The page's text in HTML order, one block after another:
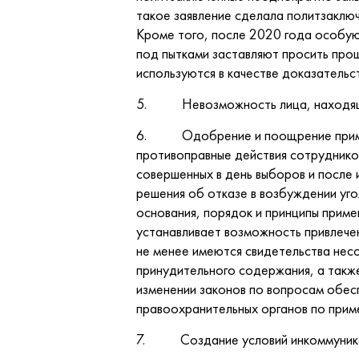
такое заявление сделала
Кроме того, после 2020 года
под пытками заставляют просить
используются в качестве
5. Невозможность лица,
6. Одобрение и поощрение
противоправные действия
совершенных в день выборов и после
решения об отказе в возбуждении
основания, порядок и принципы
устанавливает возможность
не менее имеются свидетельства
принудительного содержания, а
изменении законов по вопросам
правоохранительных органов по
7. Создание условий